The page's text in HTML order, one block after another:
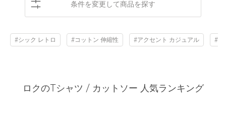
条件を変更して商品を探す
#シック レトロ #コットン 伸縮性 #アクセント カジュアル #抜
ロクのTシャツ / カットソー 人気ランキング